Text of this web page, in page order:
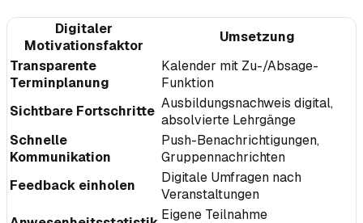
Digitaler
Motivationsfaktor
Umsetzung
Transparente
Terminplanung
Kalender mit Zu-/Absage-
Funktion
Sichtbare Fortschritte Ausbildungsnachweis digital,
absolvierte Lehrgänge
Schnelle
Kommunikation
Push-Benachrichtigungen,
Gruppennachrichten
Feedback einholen
Digitale Umfragen nach
Veranstaltungen
Eigene Teilnahme